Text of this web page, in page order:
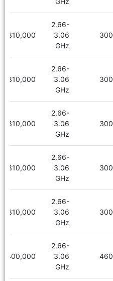
300
2.66-
3.06
GHz
2,310,000
300
2.66-
3.06
GHz
2,310,000
300
2.66-
3.06
GHz
2,310,000
300
2.66-
3.06
GHz
2,310,000
300
2.66-
3.06
GHz
2,310,000
460
2.66-
3.06
GHz
2,400,000